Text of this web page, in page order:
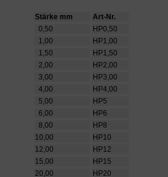
Stärke mm
Art-Nr.
0,50
HP0,50
1,00
HP1,00
1,50
HP1,50
2,00
HP2,00
3,00
HP3,00
4,00
HP4,00
5,00
HP5
6,00
HP6
8,00
HP8
10,00
HP10
12,00
HP12
15,00
HP15
20,00
HP20